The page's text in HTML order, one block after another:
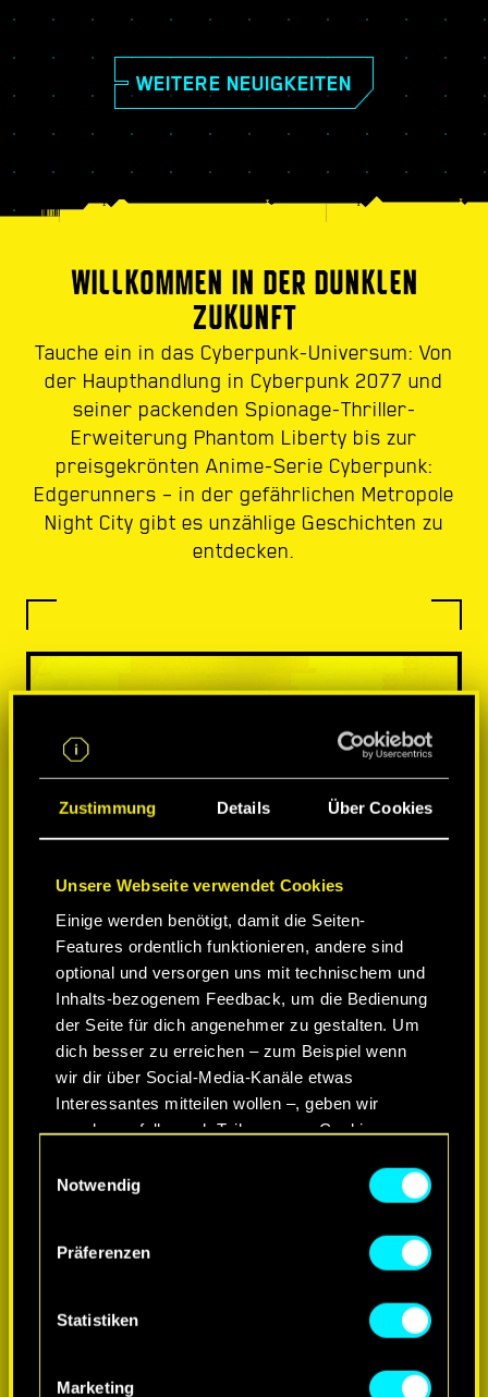
Zustimmung Details Über Cookies
Unsere Webseite verwendet Cookies
Einige werden benötigt, damit die Seiten-
Features ordentlich funktionieren, andere sind
optional und versorgen uns mit technischem und
Inhalts-bezogenem Feedback, um die Bedienung
der Seite für dich angenehmer zu gestalten. Um
dich besser zu erreichen – zum Beispiel wenn
wir dir über Social-Media-Kanäle etwas
Interessantes mitteilen wollen –, geben wir
gegebenenfalls auch Teile unserer Cookies an
Cookies erfordert allerdings deine Zustimmung.
Alle Details zu unserer Nutzung von Cookies
findest du unten im Menü „Einstellungen“, wo du,
das Thema Cookies ändern kannst.
Notwendig
Präferenzen
Statistiken
Marketing
WEITERE NEUIGKEITEN
WILLKOMMEN IN DER DUNKLEN
ZUKUNFT
Tauche ein in das Cyberpunk-Universum: Von
der Haupthandlung in Cyberpunk 2077 und
seiner packenden Spionage-Thriller-
Erweiterung Phantom Liberty bis zur
preisgekrönten Anime-Serie Cyberpunk:
Edgerunners – in der gefährlichen Metropole
Night City gibt es unzählige Geschichten zu
entdecken.